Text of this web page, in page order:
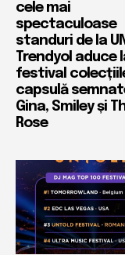
cele mai
spectaculoase
standuri de la
Trendyol aduce
festival
capsulă
Gina, Smiley și
Rose